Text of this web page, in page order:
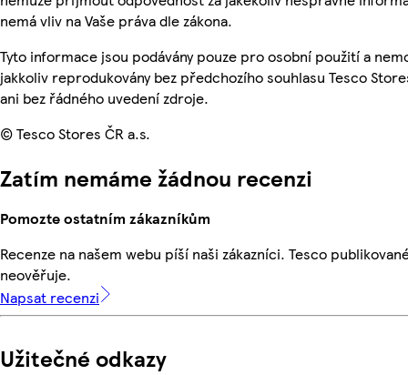
nemá vliv na Vaše práva dle zákona.
Tyto informace jsou podávány pouze pro osobní použití a
jakkoliv reprodukovány bez předchozího souhlasu Tesco
ani bez řádného uvedení zdroje.
© Tesco Stores ČR a.s.
Zatím nemáme žádnou recenzi
Pomozte ostatním zákazníkům
Recenze na našem webu píší naši zákazníci. Tesco
neověřuje.
Napsat recenzi
Užitečné odkazy